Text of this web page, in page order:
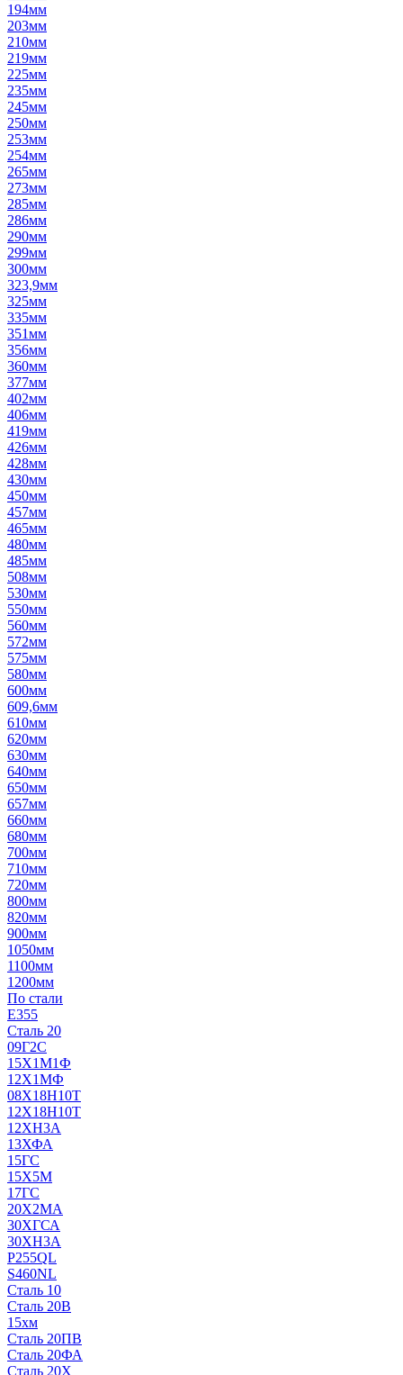
194мм
203мм
210мм
219мм
225мм
235мм
245мм
250мм
253мм
254мм
265мм
273мм
285мм
286мм
290мм
299мм
300мм
323,9мм
325мм
335мм
351мм
356мм
360мм
377мм
402мм
406мм
419мм
426мм
428мм
430мм
450мм
457мм
465мм
480мм
485мм
508мм
530мм
550мм
560мм
572мм
575мм
580мм
600мм
609,6мм
610мм
620мм
630мм
640мм
650мм
657мм
660мм
680мм
700мм
710мм
720мм
800мм
820мм
900мм
1050мм
1100мм
1200мм
По стали
E355
Сталь 20
09Г2С
15Х1М1Ф
12Х1МФ
08Х18Н10Т
12Х18Н10Т
12ХН3А
13ХФА
15ГС
15Х5М
17ГС
20Х2МА
30ХГСА
30ХН3А
P255QL
S460NL
Сталь 10
Сталь 20В
15хм
Сталь 20ПВ
Сталь 20ФА
Сталь 20Х